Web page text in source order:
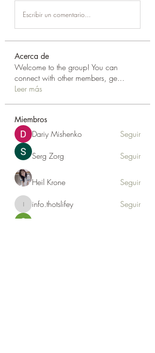
Escribir un comentario...
Acerca de
Welcome to the group! You can
connect with other members, ge...
Leer más
Miembros
Dariy Mishenko Seguir
Serg Zorg Seguir
Heil Krone Seguir
info.thotslifey
info.thotslifey Seguir